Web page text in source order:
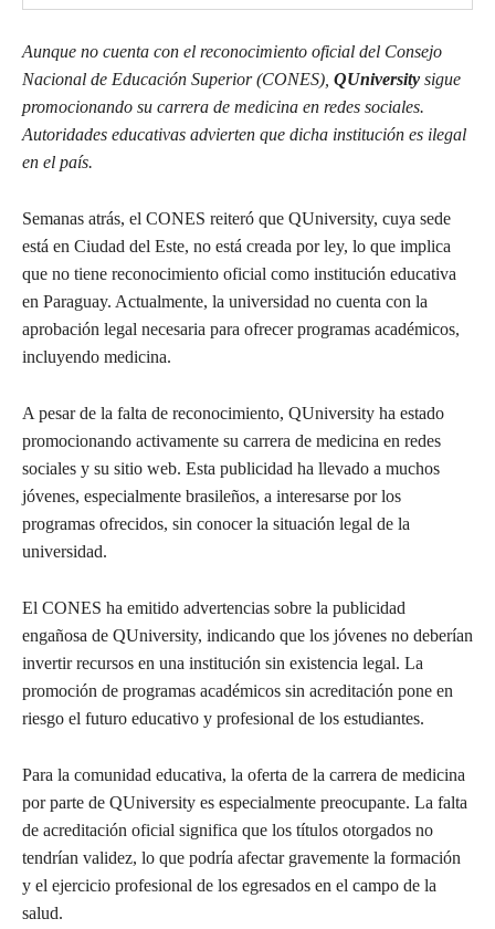
Aunque no cuenta con el reconocimiento oficial del Consejo
Nacional de Educación Superior (CONES), QUniversity sigue
promocionando su carrera de medicina en redes sociales.
Autoridades educativas advierten que dicha institución es ilegal
en el país.
Semanas atrás, el CONES reiteró que QUniversity, cuya sede
está en Ciudad del Este, no está creada por ley, lo que implica
que no tiene reconocimiento oficial como institución educativa
en Paraguay. Actualmente, la universidad no cuenta con la
aprobación legal necesaria para ofrecer programas académicos,
incluyendo medicina.
A pesar de la falta de reconocimiento, QUniversity ha estado
promocionando activamente su carrera de medicina en redes
sociales y su sitio web. Esta publicidad ha llevado a muchos
jóvenes, especialmente brasileños, a interesarse por los
programas ofrecidos, sin conocer la situación legal de la
universidad.
El CONES ha emitido advertencias sobre la publicidad
engañosa de QUniversity, indicando que los jóvenes no deberían
invertir recursos en una institución sin existencia legal. La
promoción de programas académicos sin acreditación pone en
riesgo el futuro educativo y profesional de los estudiantes.
Para la comunidad educativa, la oferta de la carrera de medicina
por parte de QUniversity es especialmente preocupante. La falta
de acreditación oficial significa que los títulos otorgados no
tendrían validez, lo que podría afectar gravemente la formación
y el ejercicio profesional de los egresados en el campo de la
salud.